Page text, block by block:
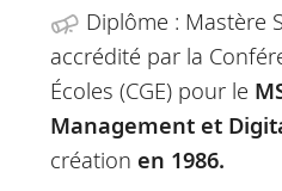
Diplôme : Mastère
accrédité par la
Écoles (CGE) pour le
Management et
création en 1986.